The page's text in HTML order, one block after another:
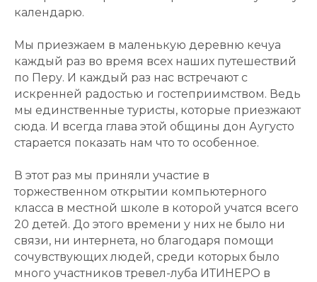
календарю.
Мы приезжаем в маленькую деревню кечуа
каждый раз во время всех наших путешествий
по Перу. И каждый раз нас встречают с
искренней радостью и гостеприимством. Ведь
мы единственные туристы, которые приезжают
сюда. И всегда глава этой общины дон Аугусто
старается показать нам что то особенное.
В этот раз мы приняли участие в
торжественном открытии компьютерного
класса в местной школе в которой учатся всего
20 детей. До этого времени у них не было ни
связи, ни интернета, но благодаря помощи
сочувствующих людей, среди которых было
много участников тревел-луба ИТИНЕРО в